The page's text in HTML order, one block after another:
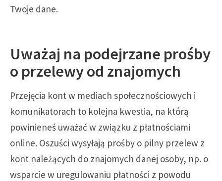
Twoje dane.
Uważaj na podejrzane prośby
o przelewy od znajomych
Przejęcia kont w mediach społecznościowych i
komunikatorach to kolejna kwestia, na którą
powinieneś uważać w związku z płatnościami
online. Oszuści wysyłają prośby o pilny przelew z
kont należących do znajomych danej osoby, np. o
wsparcie w uregulowaniu płatności z powodu